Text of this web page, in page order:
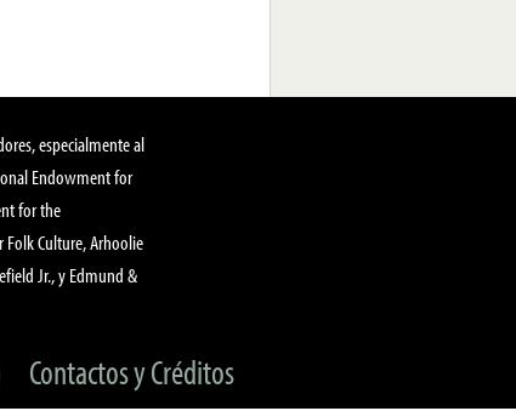
especialmente al
Endowment for
for the
Folk Culture, Arhoolie
Jr., y Edmund &
Contactos y Créditos